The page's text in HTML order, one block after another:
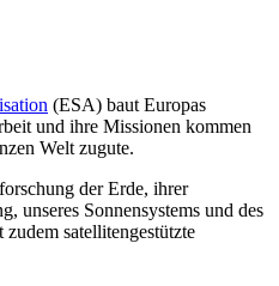
(ESA) baut Europas
und ihre Missionen kommen
Welt zugute.
der Erde, ihrer
unseres Sonnensystems und des
satellitengestützte